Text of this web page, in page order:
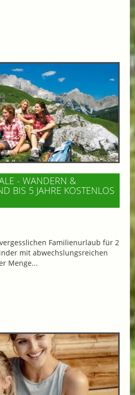
- WANDERN &
BIS 5 JAHRE KOSTENLOS
Familienurlaub für 2
mit abwechslungsreichen
Menge...